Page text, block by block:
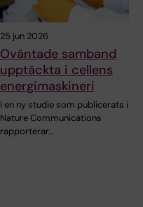
25 jun 2026
Oväntade samband
upptäckta i cellens
energimaskineri
I en ny studie som publicerats i
Nature Communications
rapporterar…